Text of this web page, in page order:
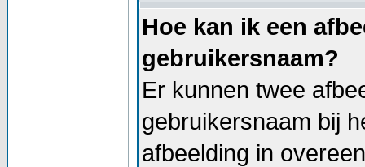
Hoe kan ik een
gebruikersnaam?
Er kunnen twee
gebruikersnaam bij
afbeelding in